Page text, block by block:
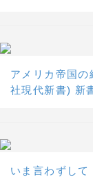
アメリカ帝国
社現代新書) 新
いま言わずして